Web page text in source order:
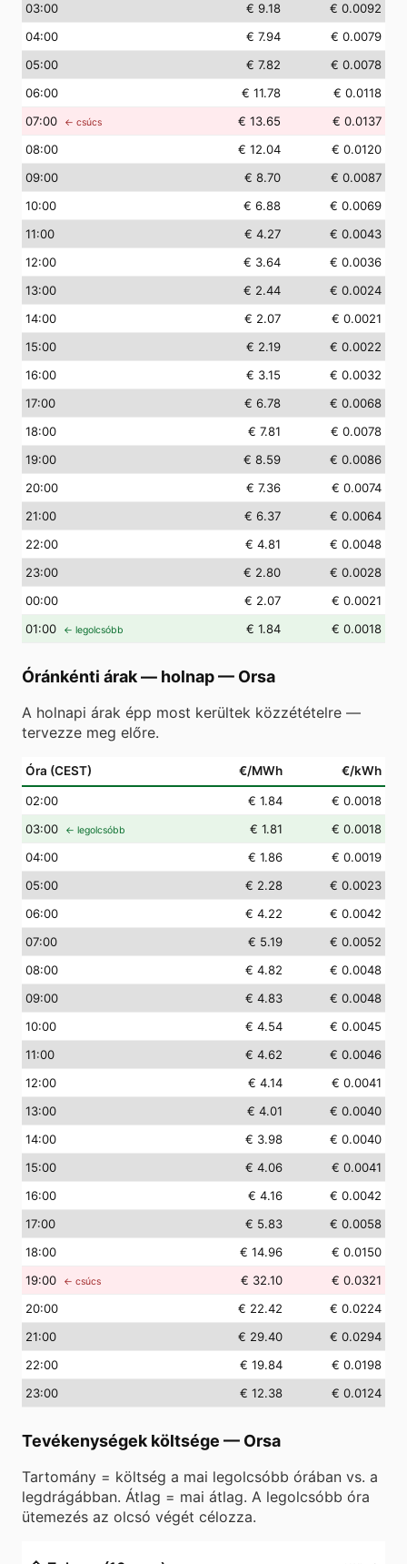
03:00 € 9.18
€ 0.0092
04:00 € 7.94
€ 0.0079
05:00 € 7.82
€ 0.0078
06:00 € 11.78
€ 0.0118
07:00 ← csúcs € 13.65
€ 0.0137
08:00 € 12.04
€ 0.0120
09:00 € 8.70
€ 0.0087
10:00 € 6.88
€ 0.0069
11:00 € 4.27
€ 0.0043
12:00 € 3.64
€ 0.0036
13:00 € 2.44
€ 0.0024
14:00 € 2.07
€ 0.0021
15:00 € 2.19
€ 0.0022
16:00 € 3.15
€ 0.0032
17:00 € 6.78
€ 0.0068
18:00 € 7.81
€ 0.0078
19:00 € 8.59
€ 0.0086
20:00 € 7.36
€ 0.0074
21:00 € 6.37
€ 0.0064
22:00 € 4.81
€ 0.0048
23:00 € 2.80
€ 0.0028
00:00 € 2.07
€ 0.0021
01:00 ← legolcsóbb € 1.84 € 0.0018
Óránkénti árak — holnap— Orsa
A holnapi árak épp most kerültek közzétételre —
tervezze meg előre.
Óra (CEST) €/MWh €/kWh
02:00 € 1.84
€ 0.0018
03:00 ← legolcsóbb € 1.81
€ 0.0018
04:00 € 1.86
€ 0.0019
05:00 € 2.28
€ 0.0023
06:00 € 4.22
€ 0.0042
07:00 € 5.19
€ 0.0052
08:00 € 4.82
€ 0.0048
09:00 € 4.83
€ 0.0048
10:00 € 4.54
€ 0.0045
11:00 € 4.62
€ 0.0046
12:00 € 4.14
€ 0.0041
13:00 € 4.01
€ 0.0040
14:00 € 3.98
€ 0.0040
15:00 € 4.06
€ 0.0041
16:00 € 4.16
€ 0.0042
17:00 € 5.83
€ 0.0058
18:00 € 14.96
€ 0.0150
19:00 ← csúcs € 32.10
€ 0.0321
20:00 € 22.42
€ 0.0224
21:00 € 29.40
€ 0.0294
22:00 € 19.84
€ 0.0198
23:00 € 12.38 € 0.0124
Tevékenységek költsége — Orsa
Tartomány = költség a mai legolcsóbb órában vs. a
legdrágábban. Átlag = mai átlag. A legolcsóbb óra
ütemezés az olcsó végét célozza.